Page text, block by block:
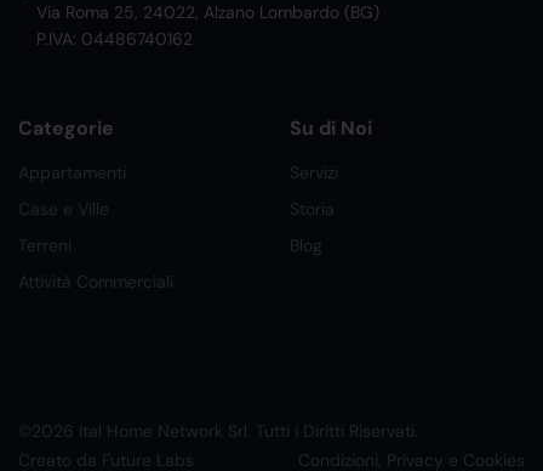
Via Roma 25, 24022, Alzano Lombardo (BG)
P.IVA: 04486740162
Categorie
Appartamenti
Case e Ville
Terreni
Attività Commerciali
Su di Noi
Servizi
Storia
Blog
©2026 Ital Home Network Srl. Tutti i Diritti Riservati.
Creato da Future Labs
Condizioni, Privacy e Cookies